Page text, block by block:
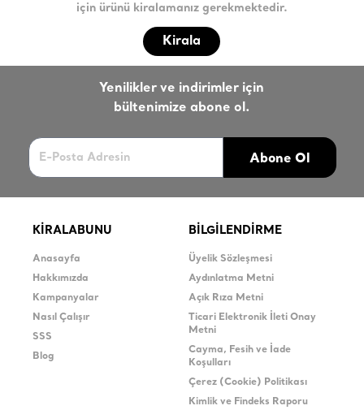
için ürünü kiralamanız gerekmektedir.
Kirala
Yenilikler ve indirimler için
bültenimize abone ol.
Abone Ol
KİRALABUNU
Anasayfa
Hakkımızda
Kampanyalar
Nasıl Çalışır
SSS
Blog
BİLGİLENDİRME
Üyelik Sözleşmesi
Aydınlatma Metni
Açık Rıza Metni
Ticari Elektronik İleti Onay
Metni
Cayma, Fesih ve İade
Koşulları
Çerez (Cookie) Politikası
Kimlik ve Findeks Raporu